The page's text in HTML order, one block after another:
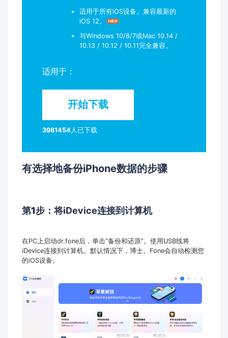
适用于所有iOS设备。兼容最新的
iOS 12。
与Windows 10/8/7或Mac 10.14 /
10.13 / 10.12 / 10.11完全兼容。
适用于：
开始下载
3981454人已下载
有选择地备份iPhone数据的步骤
第1步： 将iDevice连接到计算机
在PC上启动dr.fone后，单击“备份和还原”。使用USB线将
iDevice连接到计算机。默认情况下，博士。Fone会自动检测您
的iOS设备。